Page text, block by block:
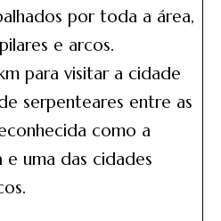
por toda a área,
e arcos.
para visitar a cidade
serpenteares entre as
como a
uma das cidades